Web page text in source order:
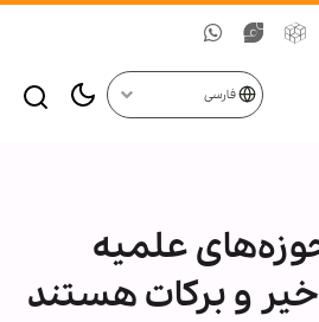
فارسی
علمیه
و برکات هستند